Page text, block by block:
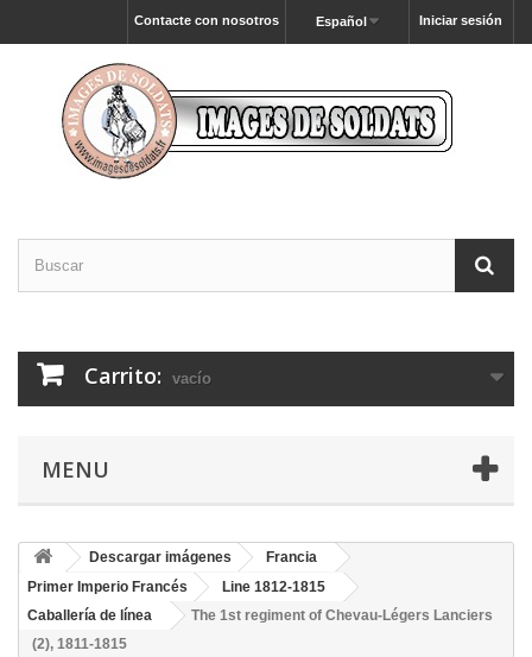
Iniciar sesión
Español
Contacte con nosotros
Carrito: vacío
MENU
Descargar imágenes
Francia
Primer Imperio Francés
Line 1812-1815
Caballería de línea
The 1st regiment of Chevau-Légers Lanciers
(2), 1811-1815